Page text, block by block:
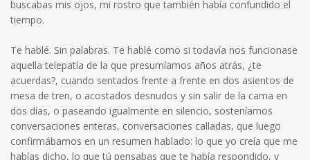
buscabas mis ojos, mi rostro que también había confundido el
tiempo.
Te hablé. Sin palabras. Te hablé como si todavía nos funcionase
aquella telepatía de la que presumíamos años atrás, ¿te
acuerdas?, cuando sentados frente a frente en dos asientos de
mesa de tren, o acostados desnudos y sin salir de la cama en
dos días, o paseando igualmente en silencio, sosteníamos
conversaciones enteras, conversaciones calladas, que luego
confirmábamos en un resumen hablado: lo que yo creía que me
habías dicho, lo que tú pensabas que te había respondido, y